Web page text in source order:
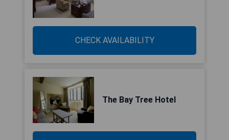
CHECK AVAILABILITY
The Bay Tree Hotel